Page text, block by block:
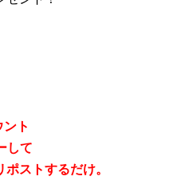
ト
して
ストするだけ。